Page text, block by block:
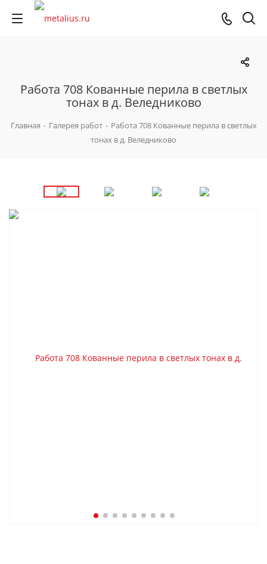
Работа 708 Кованные перила в светлых
тонах в д. Веледниково
Главная - Галерея работ - Работа 708 Кованные перила в светлых
тонах в д. Веледниково